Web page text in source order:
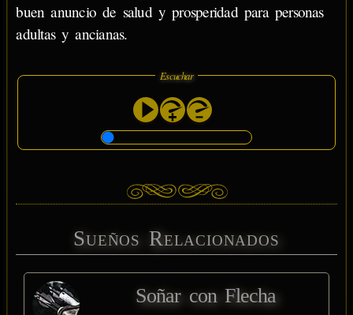
buen anuncio de salud y prosperidad para personas
adultas y ancianas.
Escuchar
Sueños Relacionados
Soñar con Flecha